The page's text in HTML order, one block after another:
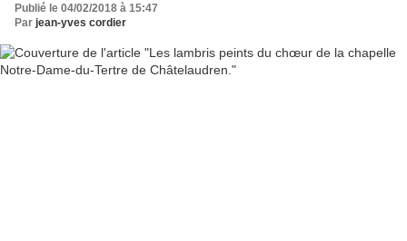
Publié le 04/02/2018 à 15:47
Par jean-yves cordier